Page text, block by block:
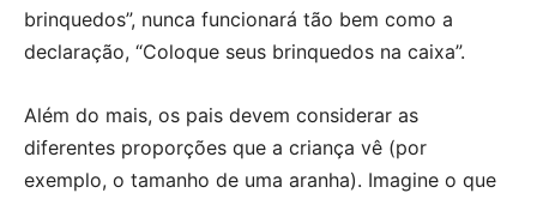
brinquedos”, nunca funcionará tão bem como a
declaração, “Coloque seus brinquedos na caixa”.
Além do mais, os pais devem considerar as
diferentes proporções que a criança vê (por
exemplo, o tamanho de uma aranha). Imagine o que